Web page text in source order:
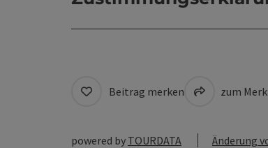
Beitrag merken zum
powered by TOURDATA Änderung